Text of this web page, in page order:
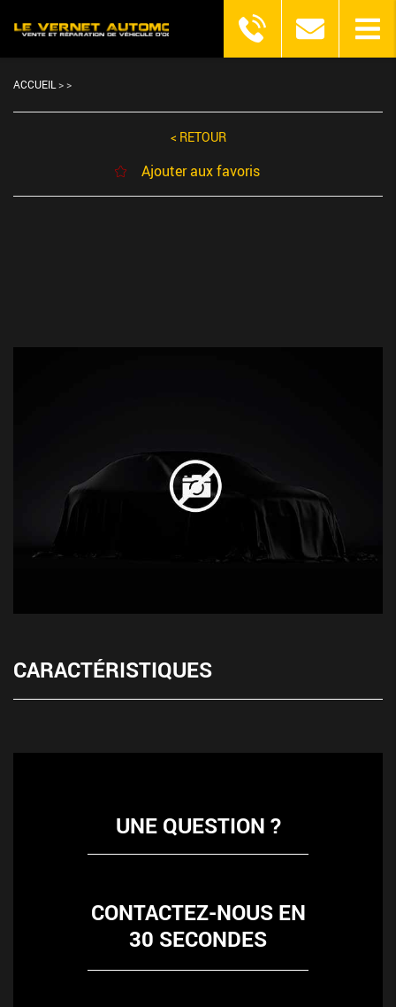
ACCUEIL >>
< RETOUR
Ajouter aux favoris
CARACTÉRISTIQUES
UNE QUESTION ?
CONTACTEZ-NOUS EN
30 SECONDES